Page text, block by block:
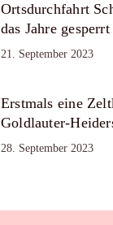
Ortsdurchfahrt
das Jahre gesperrt
21. September 2023
Erstmals eine
Goldlauter-
28. September 2023